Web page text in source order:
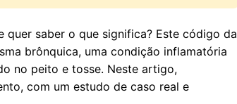
saber o que significa? Este código da
brônquica, uma condição inflamatória
no peito e tosse. Neste artigo,
com um estudo de caso real e